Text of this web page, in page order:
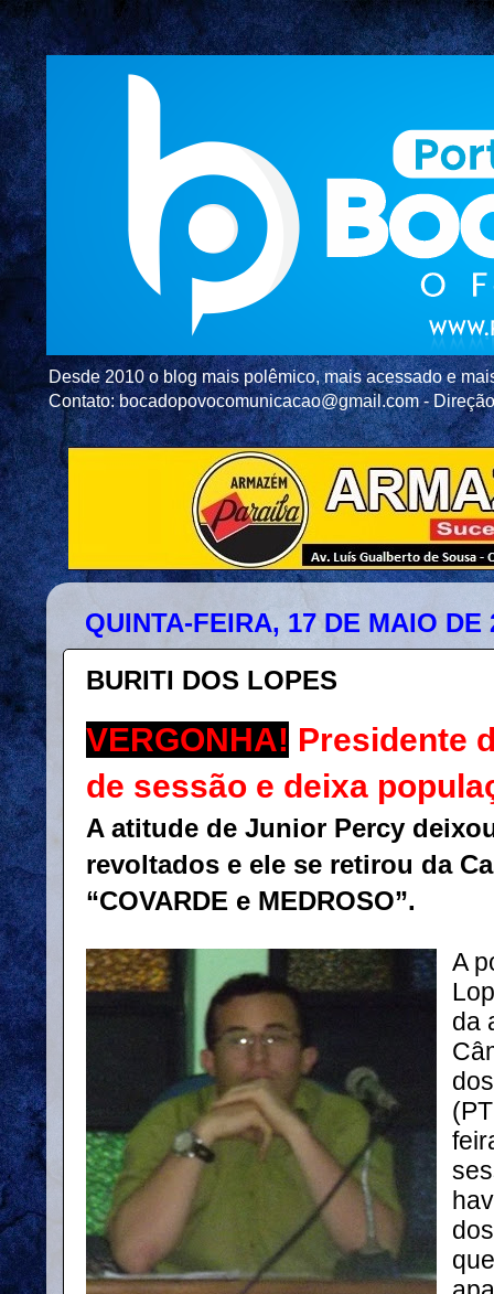
Desde 2010 o blog mais polêmico, mais acessado e
Contato: bocadopovocomunicacao@gmail.com -
QUINTA-FEIRA, 17 DE MAIO DE
BURITI DOS LOPES
VERGONHA! Presidente
de sessão e deixa
A atitude de Junior Percy
revoltados e ele se retirou da
“COVARDE e MEDROSO”.
A
da